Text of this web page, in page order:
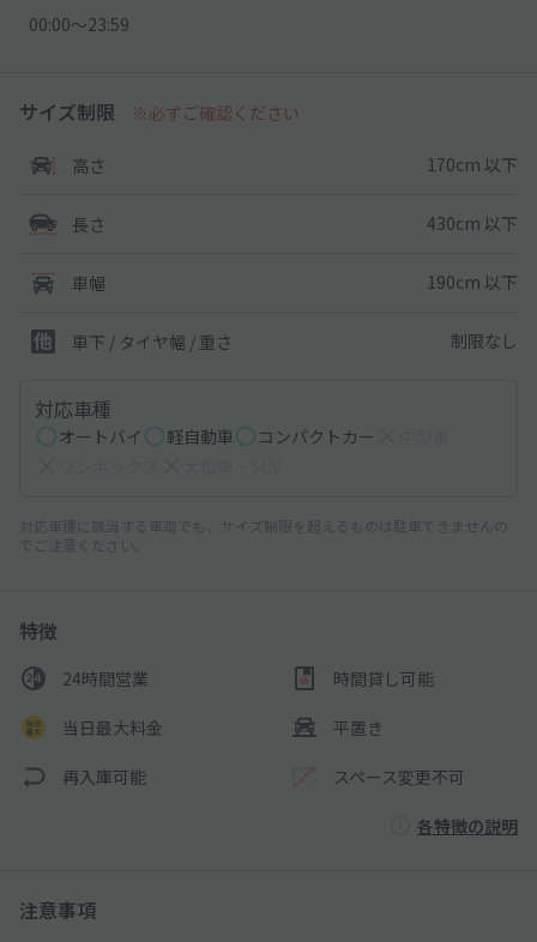
00:00〜23:59
サイズ制限 ※必ずご確認ください
高さ 170cm 以下
長さ 430cm 以下
車幅 190cm 以下
車下 / タイヤ幅 / 重さ 制限なし
対応車種
オートバイ 軽自動車 コンパクトカー
対応車種に該当する車両でも、サイズ制限を超えるものは駐車できませんの
でご注意ください。
特徴
24時間営業 時間貸し可能
当日最大料金 平置き
再入庫可能 スペース変更不可
各特徴の説明
注意事項